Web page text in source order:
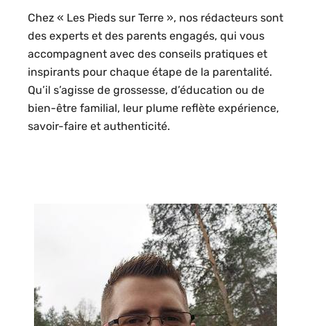
Chez « Les Pieds sur Terre », nos rédacteurs sont
des experts et des parents engagés, qui vous
accompagnent avec des conseils pratiques et
inspirants pour chaque étape de la parentalité.
Qu’il s’agisse de grossesse, d’éducation ou de
bien-être familial, leur plume reflète expérience,
savoir-faire et authenticité.